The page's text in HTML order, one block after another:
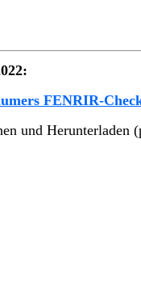
FENRIR-
und Herunterladen